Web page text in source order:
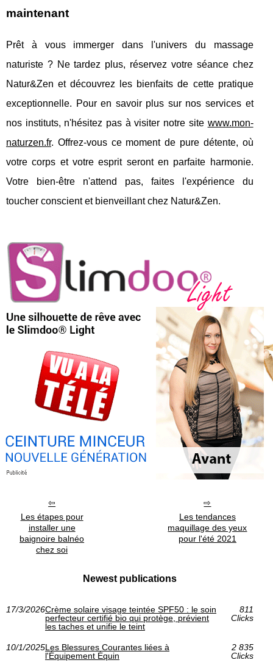
maintenant
Prêt à vous immerger dans l'univers du massage
naturiste ? Ne tardez plus, réservez votre séance chez
Natur&Zen et découvrez les bienfaits de cette pratique
exceptionnelle. Pour en savoir plus sur nos services et
nos instituts, n'hésitez pas à visiter notre site www.mon-
naturzen.fr. Offrez-vous ce moment de pure détente, où
votre corps et votre esprit seront en parfaite harmonie.
Votre bien-être n'attend pas, faites l'expérience du
toucher conscient et bienveillant chez Natur&Zen.
Les étapes pour
installer une
baignoire balnéo
chez soi
Les tendances
maquillage des yeux
pour l'été 2021
Newest publications
17/3/2026Crème solaire visage teintée SPF50 : le soin
perfecteur certifié bio qui protège, prévient
les taches et unifie le teint
811
Clicks
10/1/2025Les Blessures Courantes liées à
l'Équipement Équin
2 835
Clicks